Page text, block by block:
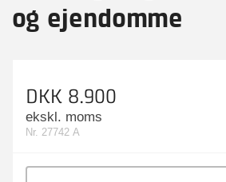
og ejendomme
DKK 8.900
ekskl. moms
Nr. 27742 A